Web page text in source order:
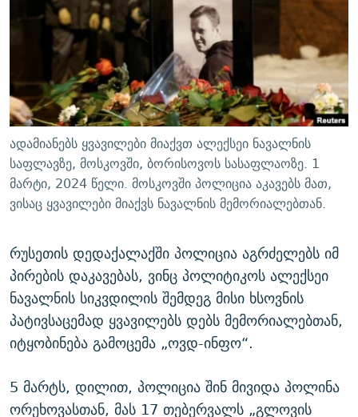
ᲛᲝᲚᲐᲞᲐᲠᲐᲙᲔ ᲢᲔᲥᲡᲢᲔᲑᲘ
ᲨᲘᲜ - ᲣᲪᲮᲝᲔᲗᲨᲘ
ᲚᲘᲢᲔᲠᲐᲢᲣᲠᲣᲚᲘ ᲬᲐᲮᲜᲐᲒᲔᲑᲘ
ᲐᲛᲔᲠᲘᲙᲣᲚᲘ ᲛᲝᲗᲮᲠᲝᲑᲐ
ᲘᲛᲞᲔᲠᲘᲐ ᲓᲐ ᲠᲐᲓᲘᲝ
ᲩᲔᲛᲘ ᲡᲘᲙᲕᲓᲘᲚᲘᲡ ᲛᲘᲖᲔᲖᲘᲐ COVID-19
11 ᲬᲔᲚᲘ - 11 ᲐᲛᲑᲐᲕᲘ
ᲡᲐᲞᲐᲠᲚᲐᲛᲔᲜᲢᲝ ᲐᲠᲩᲔᲕᲜᲔᲑᲘᲡ ᲘᲡᲢᲝᲠᲘᲐ
ᲑᲐᲕᲨᲕᲔᲑᲘ ᲞᲠᲝᲡᲢᲘᲢᲣᲪᲘᲐᲨᲘ - ᲐᲛᲝᲣᲗᲥᲛᲔᲚᲘ ᲐᲛᲑᲐᲕᲘ
5 ᲐᲛᲑᲐᲕᲘ - 20 ᲘᲕᲜᲘᲡᲡ ᲓᲐᲨᲐᲕᲔᲑᲣᲚᲔᲑᲘ
ᲐᲒᲕᲘᲡᲢᲝᲡ ᲝᲛᲘ
ПРИВЕТ ᲙᲣᲚᲢᲣᲠᲐ
ᲒᲐᲛᲝᲘᲬᲔᲠᲔ
რთე/რთ-ის ყველა საიტი
ადამიანებს ყვავილები მიაქვთ ალექსეი ნავალნის
საფლავზე, მოსკოვში, ბორისოვოს სასაფლაოზე. 1
მარტი, 2024 წელი. მოსკოვში პოლიცია აკავებს მათ,
ვისაც ყვავილები მიაქვს ნავალნის მემორიალებთან.
რუსეთის დედაქალაქში პოლიცია აგრძელებს იმ
პირების დაკავებას, ვინც პოლიტიკოს ალექსეი
ნავალნის სიკვდილის შემდეგ მისი ხსოვნის
პატივსაცემად ყვავილებს დებს მემორიალებთან,
იტყობინება გამოცემა „ოვდ-ინფო“.
5 მარტს, დილით, პოლიცია შინ მივიდა პოლინა
ორეხოვასთან, მას 17 თებერვალს „გლოვის